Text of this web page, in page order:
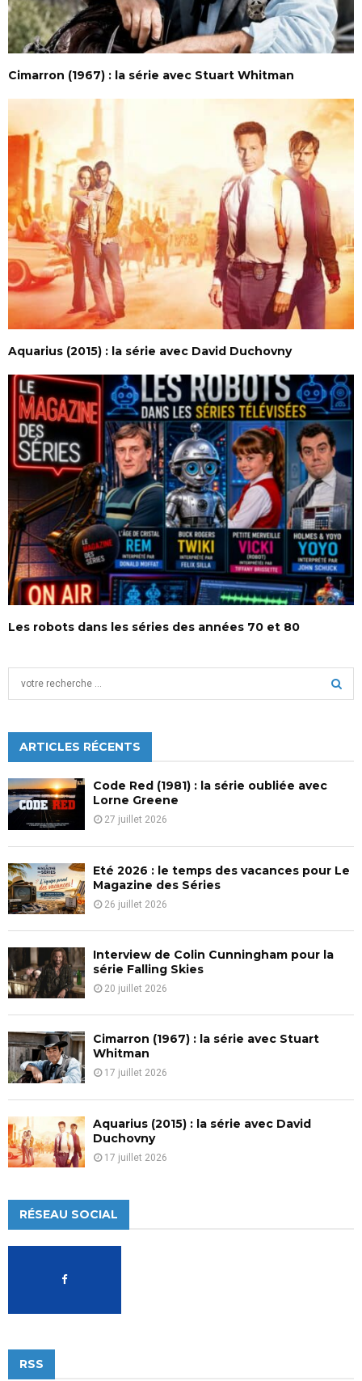
Cimarron (1967) : la série avec Stuart Whitman
Aquarius (2015) : la série avec David Duchovny
Les robots dans les séries des années 70 et 80
h
f
o
r
:
C
H
ARTICLES RÉCENTS
Code Red (1981) : la série oubliée avec
Lorne Greene
27 juillet 2026
Eté 2026 : le temps des vacances pour Le
Magazine des Séries
26 juillet 2026
Interview de Colin Cunningham pour la
série Falling Skies
20 juillet 2026
Cimarron (1967) : la série avec Stuart
Whitman
17 juillet 2026
Aquarius (2015) : la série avec David
Duchovny
17 juillet 2026
RÉSEAU SOCIAL
RSS